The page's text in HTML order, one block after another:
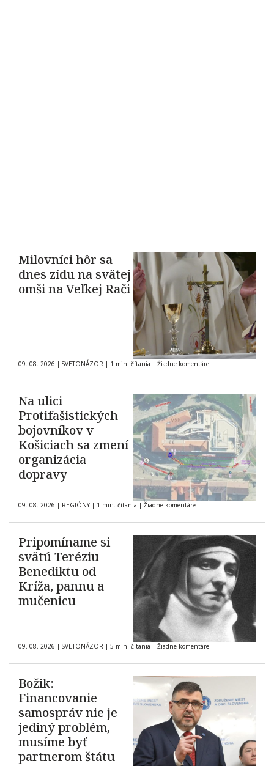
Milovníci hôr sa
dnes zídu na svätej
omši na Veľkej Rači
09. 08. 2026 | SVETONÁZOR | 1 min. čítania | Žiadne komentáre
Na ulici
Protifašistických
bojovníkov v
Košiciach sa zmení
organizácia
dopravy
09. 08. 2026 | REGIÓNY | 1 min. čítania | Žiadne komentáre
Pripomíname si
svätú Teréziu
Benediktu od
Kríža, pannu a
mučenicu
09. 08. 2026 | SVETONÁZOR | 5 min. čítania | Žiadne komentáre
Božik:
Financovanie
samospráv nie je
jediný problém,
musíme byť
partnerom štátu